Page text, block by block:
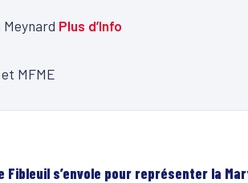
Plus d’Info
MFME
Fibleuil s’envole pour représenter la